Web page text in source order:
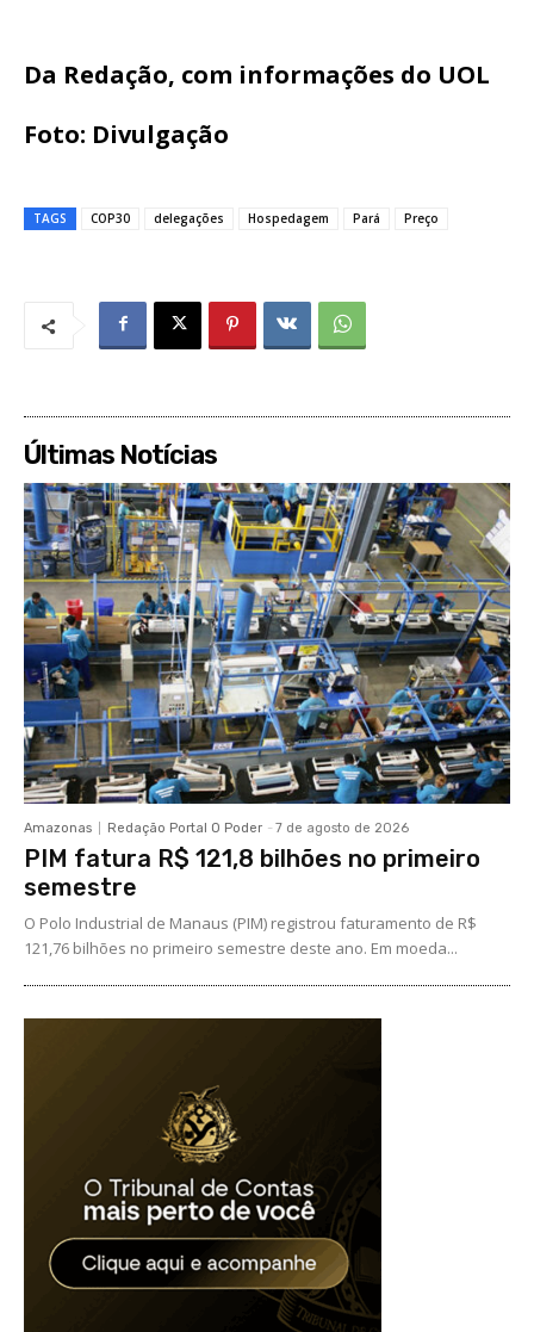
Da Redação, com informações do UOL
Foto: Divulgação
TAGS COP30 delegações Hospedagem Pará Preço
Últimas Notícias
Amazonas Redação Portal O Poder - 7 de agosto de 2026
PIM fatura R$ 121,8 bilhões no primeiro
semestre
O Polo Industrial de Manaus (PIM) registrou faturamento de R$
121,76 bilhões no primeiro semestre deste ano. Em moeda...